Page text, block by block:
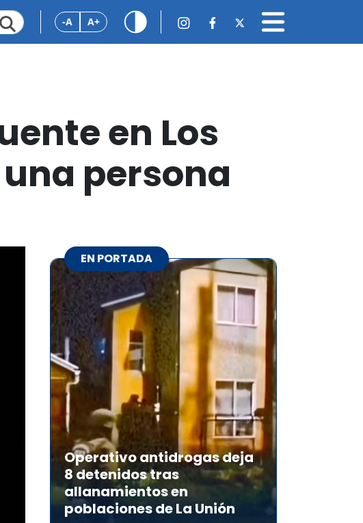
-A A+
en Los
persona
EN PORTADA
Operativo antidrogas deja
8 detenidos tras
allanamientos en
poblaciones de La Unión